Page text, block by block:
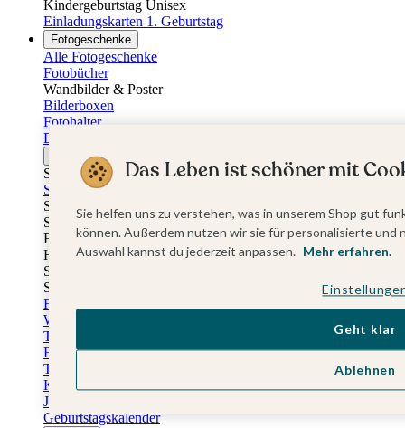
Kindergeburtstag Unisex
Einladungskarten 1. Geburtstag
Fotogeschenke
Alle Fotogeschenke
Fotobücher
Wandbilder & Poster
Bilderboxen
Fotohalter
Bilderrahmen
Notizbücher
Stoffeinband mit Foto
Softcover mit Foto
Stoffeinband mit Veredelung
Softcover mit Veredelung
Fotobücher
Hardcover
Softcover
Stoffeinband
Fotokalender
Wandkalender
Tischkalender
Familienkalender
Terminkalender
Küchenkalender
Jahresplaner
Geburtstagskalender
Das Leben ist schöner mit
Sie helfen uns zu verstehen, was in unserem Shop gut
können. Außerdem nutzen wir sie für personalisierte
Auswahl kannst du jederzeit anpassen. Mehr erfahren.
Ablehnen
Geht klar